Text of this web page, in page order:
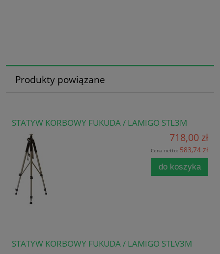
Produkty powiązane
STATYW KORBOWY FUKUDA / LAMIGO STL3M
718,00 zł
Cena netto: 583,74 zł
do koszyka
STATYW KORBOWY FUKUDA / LAMIGO STLV3M